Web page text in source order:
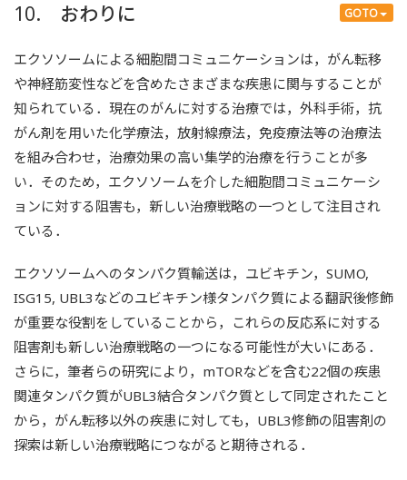
GOTO
10. おわりに
エクソソームによる細胞間コミュニケーションは，がん転移
や神経筋変性などを含めたさまざまな疾患に関与することが
知られている．現在のがんに対する治療では，外科手術，抗
がん剤を用いた化学療法，放射線療法，免疫療法等の治療法
を組み合わせ，治療効果の高い集学的治療を行うことが多
い．そのため，エクソソームを介した細胞間コミュニケーシ
ョンに対する阻害も，新しい治療戦略の一つとして注目され
ている．
エクソソームへのタンパク質輸送は，ユビキチン，SUMO,
ISG15, UBL3などのユビキチン様タンパク質による翻訳後修飾
が重要な役割をしていることから，これらの反応系に対する
阻害剤も新しい治療戦略の一つになる可能性が大いにある．
さらに，筆者らの研究により，mTORなどを含む22個の疾患
関連タンパク質がUBL3結合タンパク質として同定されたこと
から，がん転移以外の疾患に対しても，UBL3修飾の阻害剤の
探索は新しい治療戦略につながると期待される．